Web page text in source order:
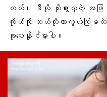
တယ်။ ဒီလို ဆိုးရွားလှတဲ့ အဖြစ်
ကိုယ်ကို ဘယ်လိုကာကွယ်ကြမလဲ။
ခုပေးနိုင်မှာပါ။